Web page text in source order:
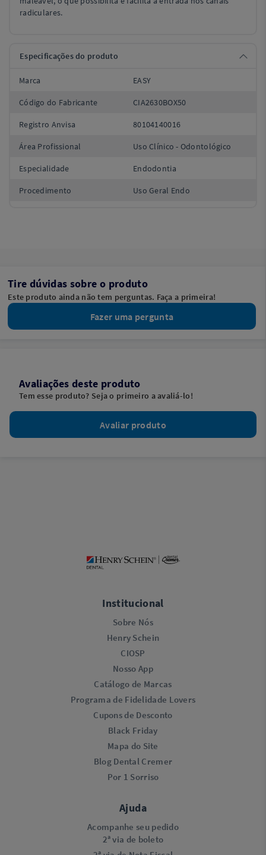
radiculares.
Especificações do produto
Marca EASY
Código do Fabricante CIA2630BOX50
Registro Anvisa 80104140016
Área Profissional Uso Clínico - Odontológico
Especialidade Endodontia
Procedimento Uso Geral Endo
Tire dúvidas sobre o produto
Este produto ainda não tem perguntas. Faça a primeira!
Fazer uma pergunta
Avaliações deste produto
Tem esse produto? Seja o primeiro a avaliá-lo!
Avaliar produto
Institucional
Sobre Nós
Henry Schein
CIOSP
Nosso App
Catálogo de Marcas
Programa de Fidelidade Lovers​
Cupons de Desconto
Black Friday
Mapa do Site
Blog Dental Cremer
Por 1 Sorriso
Ajuda
Acompanhe seu pedido
2ª via de boleto